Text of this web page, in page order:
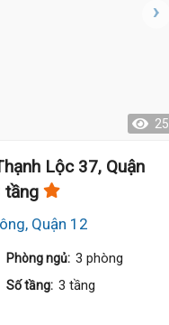
25
Lộc 37, Quận
tầng
Quận 12
Phòng ngủ: 3 phòng
Số tầng: 3 tầng